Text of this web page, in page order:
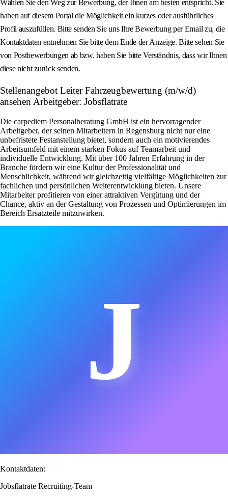
Wählen Sie den Weg zur Bewerbung, der Ihnen am besten entspricht. Sie
haben auf diesem Portal die Möglichkeit ein kurzes oder ausführliches
Profil auszufüllen. Bitte senden Sie uns Ihre Bewerbung per Email zu, die
Kontaktdaten entnehmen Sie bitte dem Ende der Anzeige. Bitte sehen Sie
von Postbewerbungen ab bzw. haben Sie bitte Verständnis, dass wir Ihnen
diese nicht zurück senden.
Stellenangebot Leiter Fahrzeugbewertung (m/w/d)
ansehen Arbeitgeber: Jobsflatrate
Die carpediem Personalberatung GmbH ist ein hervorragender
Arbeitgeber, der seinen Mitarbeitern in Regensburg nicht nur eine
unbefristete Festanstellung bietet, sondern auch ein motivierendes
Arbeitsumfeld mit einem starken Fokus auf Teamarbeit und
individuelle Entwicklung. Mit über 100 Jahren Erfahrung in der
Branche fördern wir eine Kultur der Professionalität und
Menschlichkeit, während wir gleichzeitig vielfältige Möglichkeiten zur
fachlichen und persönlichen Weiterentwicklung bieten. Unsere
Mitarbeiter profitieren von einer attraktiven Vergütung und der
Chance, aktiv an der Gestaltung von Prozessen und Optimierungen im
Bereich Ersatzteile mitzuwirken.
J
Kontaktdaten:
Jobsflatrate Recruiting-Team